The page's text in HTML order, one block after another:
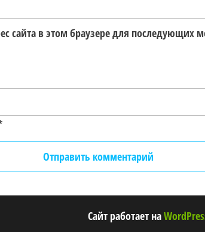
сайта в этом браузере для последующих
Сайт работает на